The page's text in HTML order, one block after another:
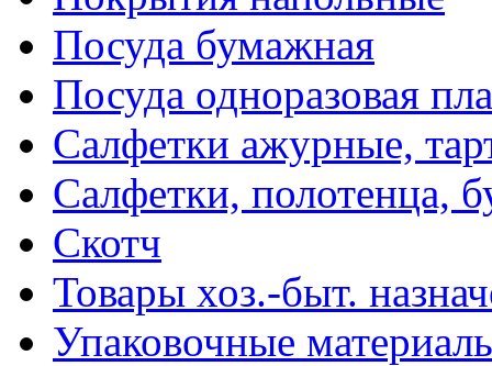
Посуда бумажная
Посуда одноразовая
Салфетки ажурные,
Салфетки, полотенца,
Скотч
Товары хоз.-быт.
Упаковочные